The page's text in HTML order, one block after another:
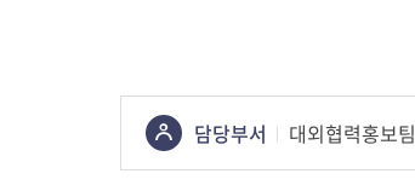
콘텐츠
정보책임자
담당부서 대외협력홍보팀